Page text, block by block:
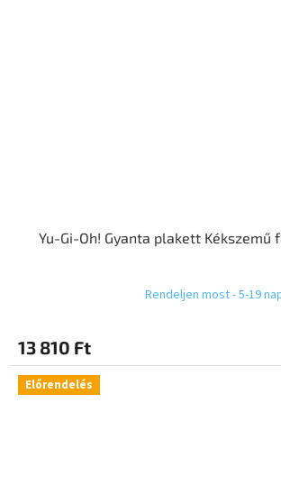
Yu-Gi-Oh! Gyanta plakett Kékszemű
Rendeljen most - 5-19
13 810 Ft
Előrendelés